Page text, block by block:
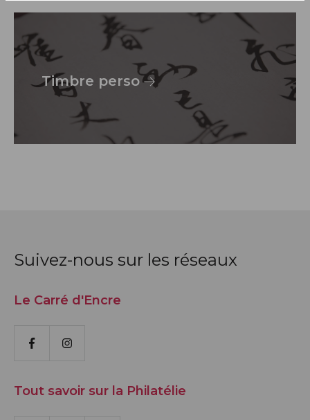
Timbre perso
Suivez-nous sur les réseaux
Le Carré d'Encre
FacebookInstagram
Tout savoir sur la Philatélie